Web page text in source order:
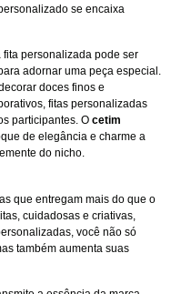
se encaixa
fita personalizada pode ser
adornar uma peça especial.
doces finos e
fitas personalizadas
participantes. O cetim
de elegância e charme a
do nicho.
que entregam mais do que o
cuidadosas e criativas,
você não só
também aumenta suas